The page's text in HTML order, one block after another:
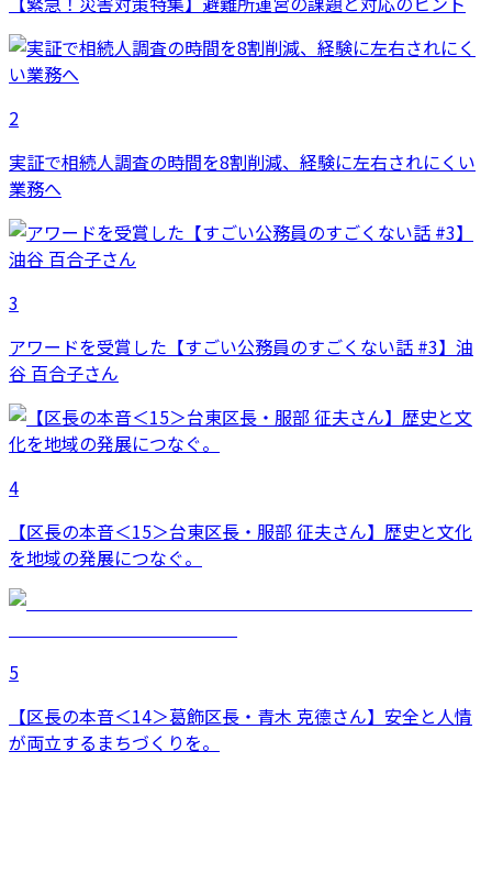
2
実証で相続人調査の時間を8割削減、経験に左右されにくい
業務へ
3
アワードを受賞した【すごい公務員のすごくない話 #3】油
谷 百合子さん
4
【区長の本音＜15＞台東区長・服部 征夫さん】歴史と文化
を地域の発展につなぐ。
5
【区長の本音＜14＞葛飾区長・青木 克德さん】安全と人情
が両立するまちづくりを。